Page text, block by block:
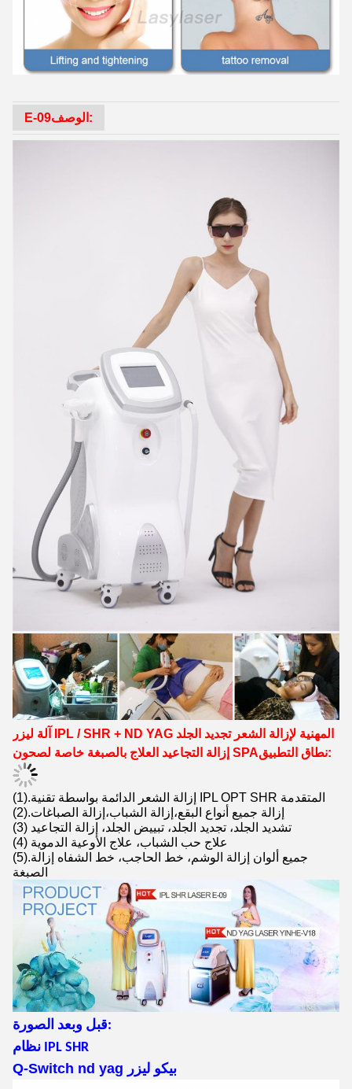
E-09 الوصف:
آلة ليزر IPL / SHR + ND YAG المهنية لإزالة الشعر تجديد الجلد
إزالة التجاعيد العلاج بالصبغة خاصة لصحون SPA
نطاق التطبيق:
(1).إزالة الشعر الدائمة بواسطة تقنية IPL OPT SHR المتقدمة
(2).إزالة جميع أنواع البقع،إزالة الشباب،إزالة الصباغات
(3) تشديد الجلد، تجديد الجلد، تبييض الجلد، إزالة التجاعيد
(4) علاج حب الشباب، علاج الأوعية الدموية
(5).جميع ألوان إزالة الوشم، خط الحاجب، خط الشفاه إزالة
الصبغة
قبل وبعد الصورة:
نظام IPL SHR
Q-Switch nd yag بيكو ليزر